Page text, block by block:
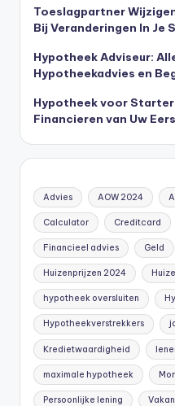
Toeslagpartner
Bij Veranderingen In Je
Hypotheek Adviseur:
Hypotheekadvies en
Hypotheek voor
Financieren van Uw
Advies AOW 2024
Calculator Creditcard
Financieel advies Geld
Huizenprijzen 2024
hypotheek oversluiten
Hypotheekverstrekkers
Kredietwaardigheid
maximale hypotheek
Persoonlijke lening